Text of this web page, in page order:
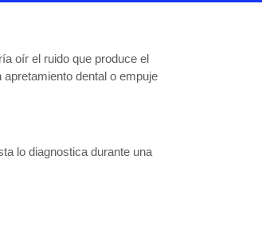
oír el ruido que produce el
dental o empuje
lo diagnostica durante una